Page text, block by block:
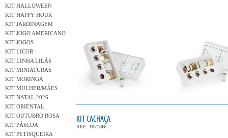
KIT HALLOWEEN
KIT HAPPY HOUR
KIT JARDINAGEM
KIT JOGO AMERICANO
KIT JOGOS
KIT LICOR
KIT LINHA LILÁS
KIT MINIATURAS
KIT MORINGA
KIT MULHER/MÃES
KIT NATAL 2026
KIT ORIENTAL
KIT OUTUBRO ROSA
KIT PÁSCOA
KIT PETISQUEIRA
KIT CACHAÇA
REF: 16718BC